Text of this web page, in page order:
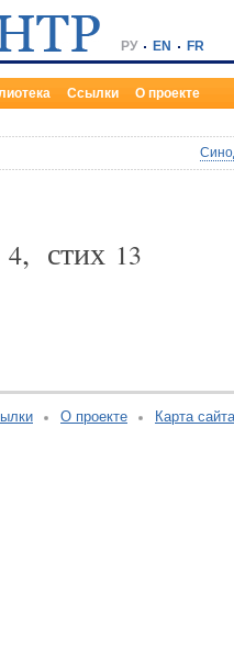
РУ EN FR
Ссылки О проекте
4, стих 13
О проекте Карта сайта